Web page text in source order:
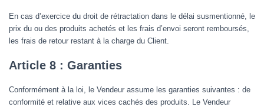
En cas d’exercice du droit de rétractation dans le délai susmentionné, le
prix du ou des produits achetés et les frais d’envoi seront remboursés,
les frais de retour restant à la charge du Client.
Article 8 : Garanties
Conformément à la loi, le Vendeur assume les garanties suivantes : de
conformité et relative aux vices cachés des produits. Le Vendeur